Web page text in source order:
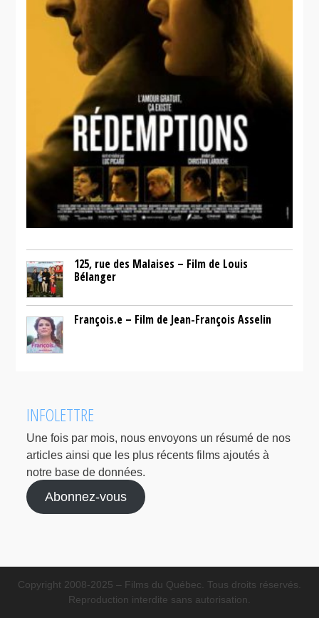
125, rue des Malaises – Film de Louis
Bélanger
François.e – Film de Jean-François Asselin
INFOLETTRE
Une fois par mois, nous envoyons un résumé de nos
articles ainsi que les plus récents films ajoutés à
notre base de données.
Abonnez-vous
Copyright 2008-2025 – Films du Québec. Tous droits réservés.
Reproduction interdite sans autorisation.